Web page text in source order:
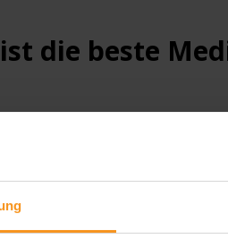
die beste
bis hin zu einer
das umfassende
und Fit-Band-Training, mit
und Balancetraining oder
findet jeder seine
im Berufsalltag leider allzu oft
Anleitung entgegengewirkt